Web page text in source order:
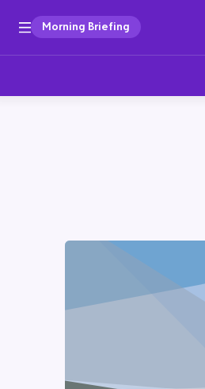
Morning Briefing